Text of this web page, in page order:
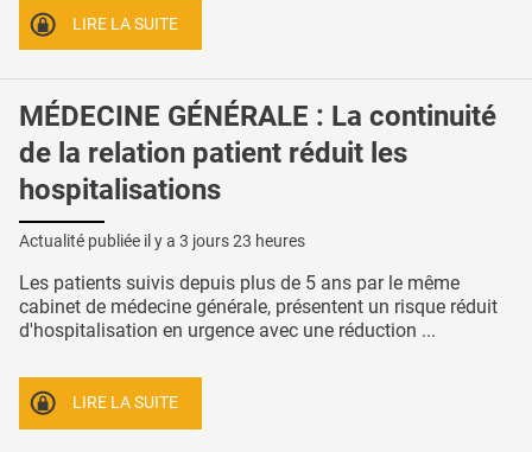
LIRE LA SUITE
MÉDECINE GÉNÉRALE : La continuité
de la relation patient réduit les
hospitalisations
Actualité publiée il y a 3 jours 23 heures
Les patients suivis depuis plus de 5 ans par le même
cabinet de médecine générale, présentent un risque réduit
d'hospitalisation en urgence avec une réduction ...
LIRE LA SUITE